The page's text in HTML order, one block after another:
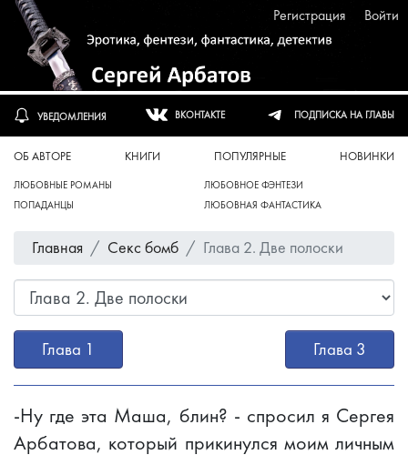
Регистрация Войти
УВЕДОМЛЕНИЯ ВКОНТАКТЕ ПОДПИСКА НА ГЛАВЫ
ОБ АВТОРЕ КНИГИ ПОПУЛЯРНЫЕ НОВИНКИ
ЛЮБОВНЫЕ РОМАНЫ
ЛЮБОВНОЕ ФЭНТЕЗИ
ПОПАДАНЦЫ
ЛЮБОВНАЯ ФАНТАСТИКА
Главная Секс бомб Глава 2. Две полоски
Глава 1 Глава 3
-Ну где эта Маша, блин? - спросил я Сергея
Арбатова, который прикинулся моим личным